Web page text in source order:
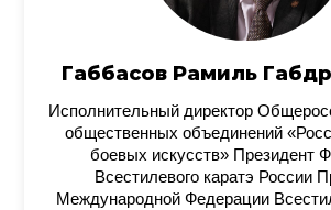
Габбасов Рамиль
Исполнительный директор
общественных объединений
боевых искусств» Президент
Всестилевого каратэ России
Международной Федерации